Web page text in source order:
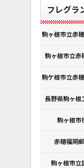
フレグ
駒ヶ根市立赤
駒ヶ根市立赤
駒ケ根市立赤
長野県駒ヶ根
駒ヶ根市
赤穂福岡
駒ヶ根市立